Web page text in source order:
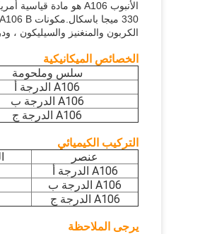
الكربون والمنغنيز والسيليكون ، ودرجة
الخصائص الميكانيكية
سلس وملحومة
A106 الدرجة أ
A106 الدرجة ب
A106 الدرجة ج
التركيب الكيميائي
عنصر
A106 الدرجة أ
A106 الدرجة ب
A106 الدرجة ج
يرجى الملاحظة